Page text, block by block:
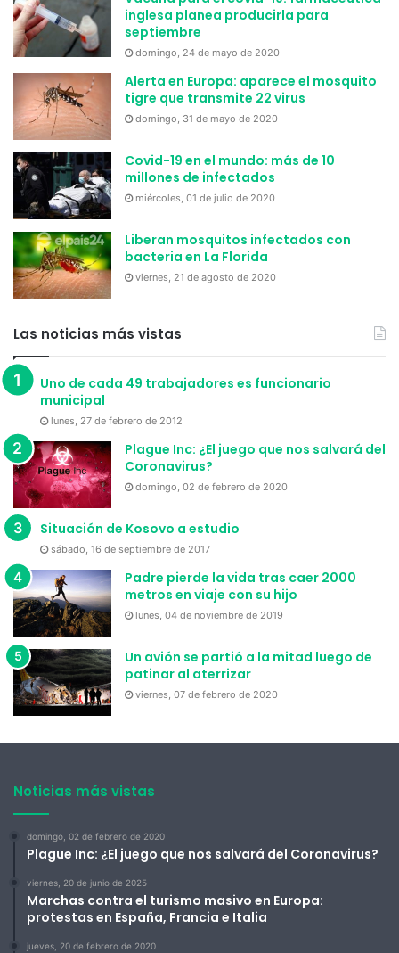
¿Pondrán en duda a DiCaprio o
seguirán la Corriente?
Las acciones de
DiCaprio han puesto a muchos usuarios
en duda, pues sus acciones
Esto añadido al hecho de que ni siquiera usó imágenes
correctas de los incendios del 2019 al inaugurar su
fundación.
¿Qué piensan ustedes al respecto?. ¿Efectuarán su
donación o pasarán la oportunidad al no creer en alguien
famoso y adinerado?. ¡Esperamos su respuesta
Earth Alliance
Incendio Incendios Instagram
Leonardo DiCaprio
Organización
Redes Sociales
inglesa planea producirla para
septiembre
domingo, 24 de mayo de 2020
Alerta en Europa: aparece el mosquito
tigre que transmite 22 virus
domingo, 31 de mayo de 2020
Covid-19 en el mundo: más de 10
millones de infectados
miércoles, 01 de julio de 2020
Liberan mosquitos infectados con
bacteria en La Florida
viernes, 21 de agosto de 2020
Las noticias más vistas
Uno de cada 49 trabajadores es funcionario
municipal
lunes, 27 de febrero de 2012
Plague Inc: ¿El juego que nos salvará del
Coronavirus?
domingo, 02 de febrero de 2020
Situación de Kosovo a estudio
sábado, 16 de septiembre de 2017
Padre pierde la vida tras caer 2000
metros en viaje con su hijo
lunes, 04 de noviembre de 2019
Un avión se partió a la mitad luego de
patinar al aterrizar
viernes, 07 de febrero de 2020
Noticias más vistas
domingo, 02 de febrero de 2020
Plague Inc: ¿El juego que nos salvará del Coronavirus?
viernes, 20 de junio de 2025
Marchas contra el turismo masivo en Europa:
protestas en España, Francia e Italia
jueves, 20 de febrero de 2020